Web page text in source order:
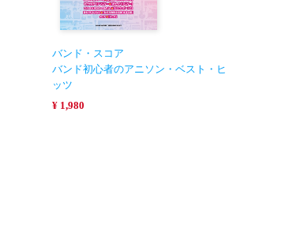
バンド・スコア
バンド初心者のアニソン・ベスト・ヒ
ッツ
¥ 1,980